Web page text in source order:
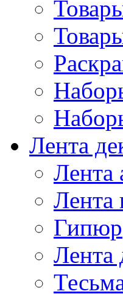
Лента
Лента
Гипюр
Лента